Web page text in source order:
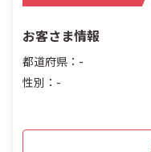
お客さま情報
都道府県：-
性別：-